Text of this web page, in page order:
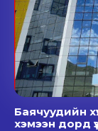
Баячуудийн
хэмээн дорд